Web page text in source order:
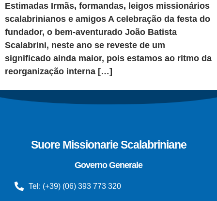
Estimadas Irmãs, formandas, leigos missionários
scalabrinianos e amigos A celebração da festa do
fundador, o bem-aventurado João Batista
Scalabrini, neste ano se reveste de um
significado ainda maior, pois estamos ao ritmo da
reorganização interna […]
Suore Missionarie Scalabriniane
Governo Generale
Tel: (+39) (06) 393 773 320